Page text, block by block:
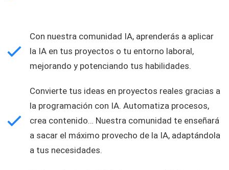
Con nuestra comunidad IA, aprenderás a aplicar
la IA en tus proyectos o tu entorno laboral,
mejorando y potenciando tus habilidades.
Convierte tus ideas en proyectos reales gracias a
la programación con IA. Automatiza procesos,
crea contenido… Nuestra comunidad te enseñará
a sacar el máximo provecho de la IA, adaptándola
a tus necesidades.